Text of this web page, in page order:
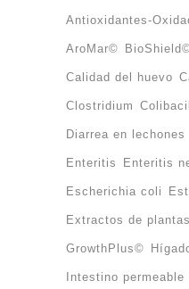
Antioxidantes-
AroMar©
Calidad del huevo
Clostridium
Diarrea en lechones
Enteritis Enteritis
Escherichia coli
Extractos de plantas
GrowthPlus©
Intestino permeable